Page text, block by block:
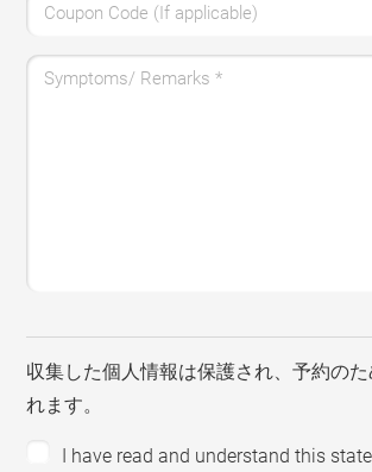
Coupon Code (If applicable)
Symptoms/ Remarks*
収集した個人情報は保護され、予約の
れます。
I have read and understand this